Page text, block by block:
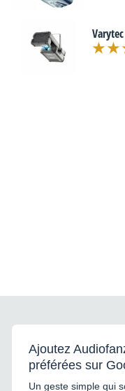
Ajoutez
préférées sur
Un geste simple qui